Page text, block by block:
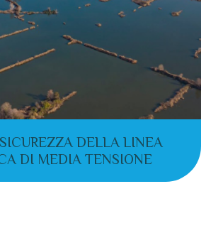
DELLA LINEA
DI MEDIA TENSIONE